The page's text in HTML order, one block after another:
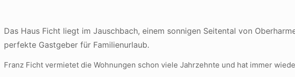
Das Haus Ficht liegt im Jauschbach, einem sonnigen Seitental von
perfekte Gastgeber für Familienurlaub.
Franz Ficht vermietet die Wohnungen schon viele Jahrzehnte und hat immer